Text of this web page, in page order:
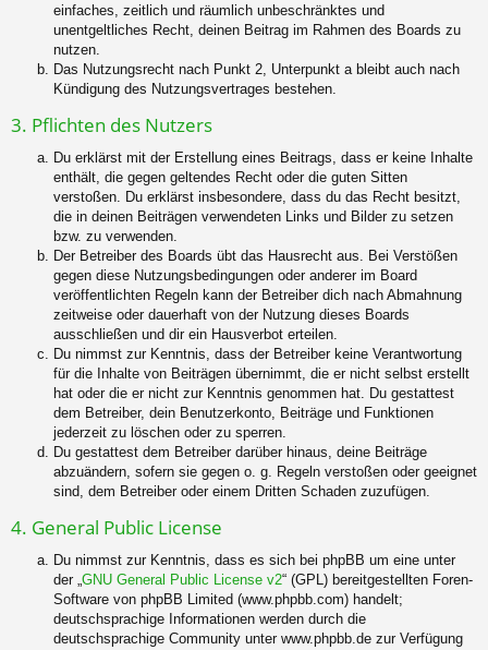
einfaches, zeitlich und räumlich unbeschränktes und
unentgeltliches Recht, deinen Beitrag im Rahmen des Boards zu
nutzen.
Das Nutzungsrecht nach Punkt 2, Unterpunkt a bleibt auch nach
Kündigung des Nutzungsvertrages bestehen.
3. Pflichten des Nutzers
Du erklärst mit der Erstellung eines Beitrags, dass er keine Inhalte
enthält, die gegen geltendes Recht oder die guten Sitten
verstoßen. Du erklärst insbesondere, dass du das Recht besitzt,
die in deinen Beiträgen verwendeten Links und Bilder zu setzen
bzw. zu verwenden.
Der Betreiber des Boards übt das Hausrecht aus. Bei Verstößen
gegen diese Nutzungsbedingungen oder anderer im Board
veröffentlichten Regeln kann der Betreiber dich nach Abmahnung
zeitweise oder dauerhaft von der Nutzung dieses Boards
ausschließen und dir ein Hausverbot erteilen.
Du nimmst zur Kenntnis, dass der Betreiber keine Verantwortung
für die Inhalte von Beiträgen übernimmt, die er nicht selbst erstellt
hat oder die er nicht zur Kenntnis genommen hat. Du gestattest
dem Betreiber, dein Benutzerkonto, Beiträge und Funktionen
jederzeit zu löschen oder zu sperren.
Du gestattest dem Betreiber darüber hinaus, deine Beiträge
abzuändern, sofern sie gegen o. g. Regeln verstoßen oder geeignet
sind, dem Betreiber oder einem Dritten Schaden zuzufügen.
4. General Public License
Du nimmst zur Kenntnis, dass es sich bei phpBB um eine unter
der „GNU General Public License v2“ (GPL) bereitgestellten Foren-
Software von phpBB Limited (www.phpbb.com) handelt;
deutschsprachige Informationen werden durch die
deutschsprachige Community unter www.phpbb.de zur Verfügung